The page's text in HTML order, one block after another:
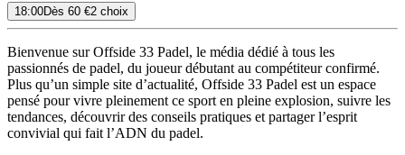
18:00Dès 60 €2 choix
Bienvenue sur Offside 33 Padel, le média dédié à tous les
passionnés de padel, du joueur débutant au compétiteur confirmé.
Plus qu’un simple site d’actualité, Offside 33 Padel est un espace
pensé pour vivre pleinement ce sport en pleine explosion, suivre les
tendances, découvrir des conseils pratiques et partager l’esprit
convivial qui fait l’ADN du padel.